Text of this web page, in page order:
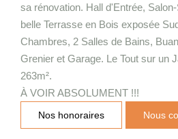
sa rénovation. Hall d'Entrée,
belle Terrasse en Bois exposée
Chambres, 2 Salles de Bains,
Grenier et Garage. Le Tout sur un
263m².
À VOIR ABSOLUMENT !!!
Nos honoraires Nous